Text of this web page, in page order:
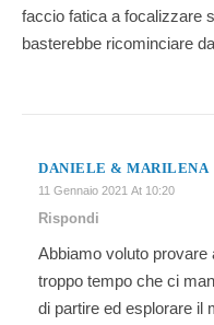
faccio fatica a focalizzare
basterebbe ricominciare
DANIELE & MARILENA
11 Gennaio 2021 At 10:20
Rispondi
Abbiamo voluto provare
troppo tempo che ci
di partire ed esplorare il